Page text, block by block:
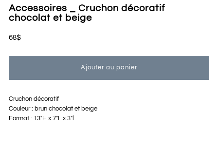
Accessoires _ Cruchon décoratif
chocolat et beige
68$
Cruchon décoratif
Couleur : brun chocolat et beige
Format : 13"H x 7"L x 3"l